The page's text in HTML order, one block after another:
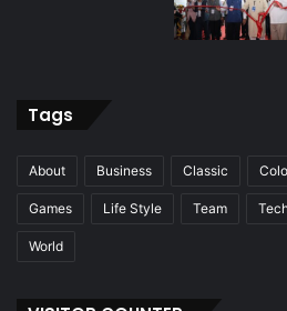
Tags
About Business Classic
Games Life Style Team
World